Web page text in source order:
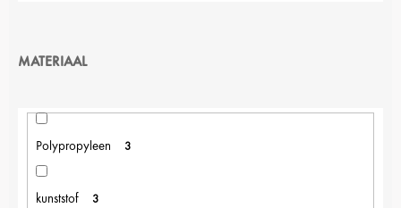
MATERIAAL
Polypropyleen 3
kunststof 3